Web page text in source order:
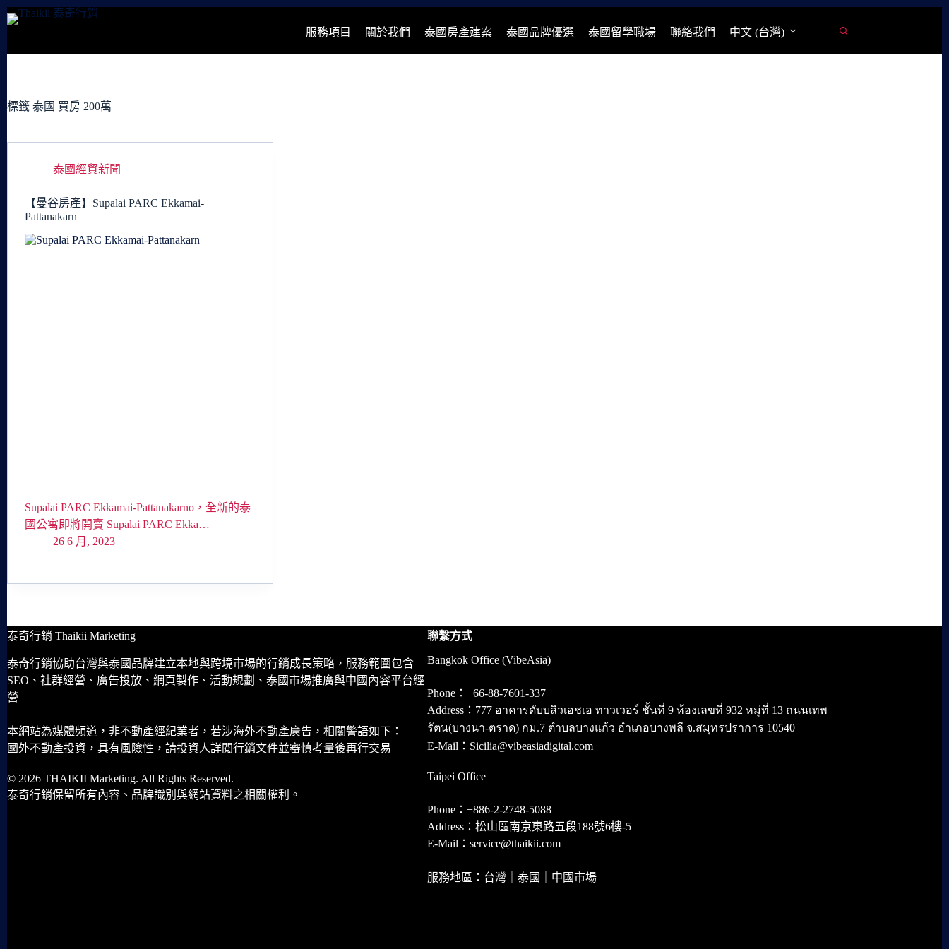
跳
容
服務項目 關於我們 泰國房產建案 泰國品牌優選 泰國留學職場 聯絡我們 中文 (台灣)
標籤 泰國 買房 200萬
泰國經貿新聞
【曼谷房產】Supalai PARC Ekkamai-
Pattanakarn
Supalai PARC Ekkamai-Pattanakarno，全新的泰
國公寓即將開賣 Supalai PARC Ekka…
26 6 月, 2023
泰奇行銷 Thaikii Marketing
泰奇行銷協助台灣與泰國品牌建立本地與跨境市場的行銷成長策略，服務範圍包含
SEO、社群經營、廣告投放、網頁製作、活動規劃、泰國市場推廣與中國內容平台經
營
本網站為媒體頻道，非不動產經紀業者，若涉海外不動產廣告，相關警語如下：
國外不動產投資，具有風險性，請投資人詳閱行銷文件並審慎考量後再行交易
© 2026 THAIKII Marketing. All Rights Reserved.
泰奇行銷保留所有內容、品牌識別與網站資料之相關權利。
聯繫方式
Bangkok Office (VibeAsia)
Phone：+66-88-7601-337
Address：777 อาคารดับบลิวเอชเอ ทาวเวอร์ ชั้นที่ 9 ห้องเลขที่ 932 หมู่ที่ 13 ถนนเทพ
รัตน(บางนา-ตราด) กม.7 ตำบลบางแก้ว อำเภอบางพลี จ.สมุทรปราการ 10540
E-Mail：Sicilia@vibeasiadigital.com
Taipei Office
Phone：+886-2-2748-5088
Address：松山區南京東路五段188號6樓-5
E-Mail：service@thaikii.com
服務地區：台灣｜泰國｜中國市場